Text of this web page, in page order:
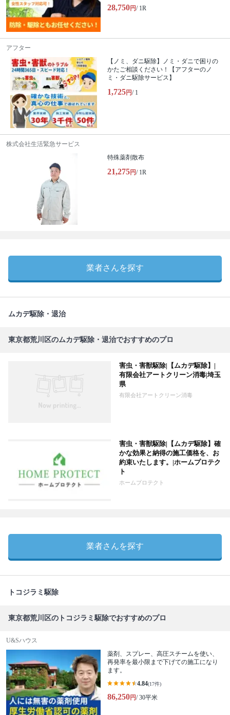
28,750円/ 1R
アフター
【ノミ、ダニ駆除】ノミ・ダニで困りの
かたご相談ください！【アフターのノ
ミ・ダニ駆除サービス】
1,725円/ 1
株式会社生活緊急サービス
特殊薬剤散布
21,275円/ 1R
業者さんを探す
ムカデ駆除・退治
東京都荒川区のムカデ駆除・退治でおすすめのプロ
害虫・害獣駆除|【ムカデ駆除】|
有限会社アートクリーン消毒|埼玉
県
有限会社アートクリーン消毒
害虫・害獣駆除|【ムカデ駆除】確
かな効果と納得の施工価格を、お
約束いたします。|ホームプロテク
ト
ホームプロテクト
業者さんを探す
トコジラミ駆除
東京都荒川区のトコジラミ駆除でおすすめのプロ
U&Sハウス
薬剤、スプレー、高圧スチームを使い、
再発率を最小限まで下げての施工になり
ます。
4.84(17件)
86,250円/ 30平米